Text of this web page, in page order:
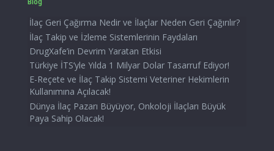
İlaç Geri Çağırma Nedir ve İlaçlar Neden Geri Çağırılır?
İlaç Takip ve İzleme Sistemlerinin Faydaları
DrugXafe’in Devrim Yaratan Etkisi
Türkiye İTS’yle Yılda 1 Milyar Dolar Tasarruf Ediyor!
E-Reçete ve İlaç Takip Sistemi Veteriner Hekimlerin
Kullanımına Açılacak!
Dünya İlaç Pazarı Büyüyor, Onkoloji İlaçları Büyük
Paya Sahip Olacak!